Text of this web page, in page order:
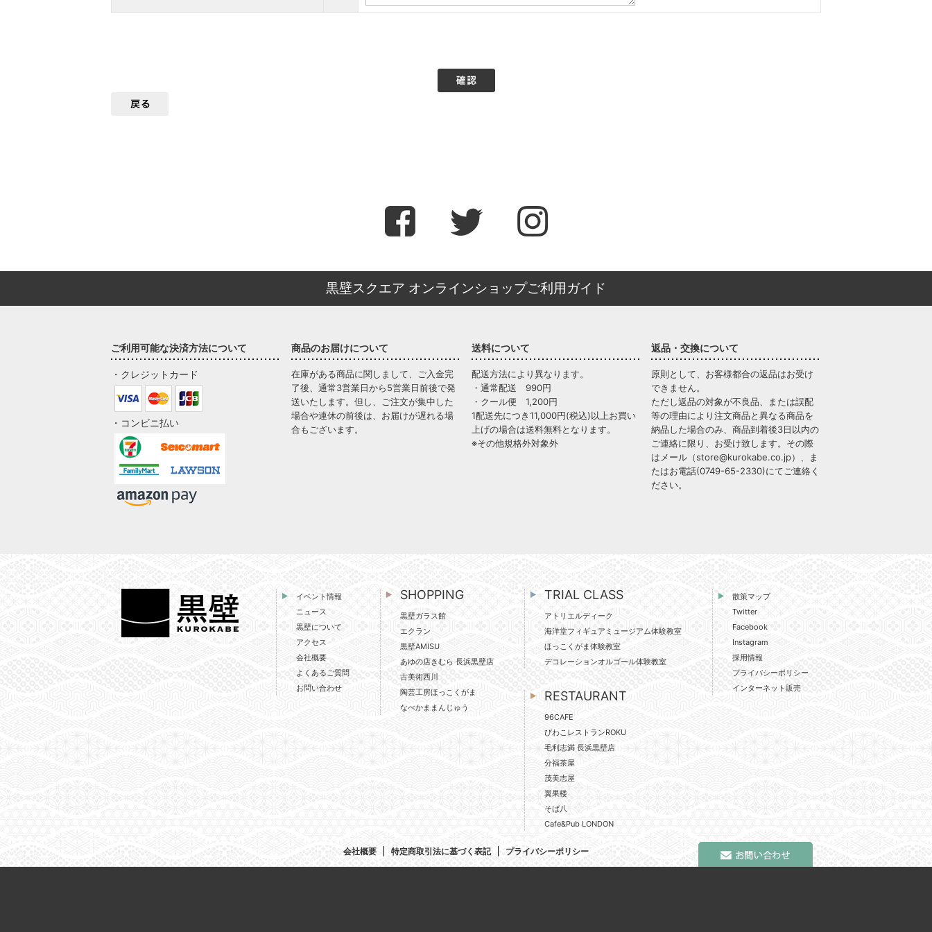
黒壁スクエア オンラインショップご利用ガイド
ご利用可能な決済方法について
・クレジットカード
・コンビニ払い
商品のお届けについて
在庫がある商品に関しまして、ご入金完
了後、通常3営業日から5営業日前後で発
送いたします。但し、ご注文が集中した
場合や連休の前後は、お届けが遅れる場
合もございます。
送料について
配送方法により異なります。
・通常配送 990円
・クール便 1,200円
1配送先につき11,000円(税込)以上お買い
上げの場合は送料無料となります。
※その他規格外対象外
返品・交換について
原則として、お客様都合の返品はお受け
できません。
ただし返品の対象が不良品、または誤配
等の理由により注文商品と異なる商品を
納品した場合のみ、商品到着後3日以内の
ご連絡に限り、お受け致します。その際
はメール（store@kurokabe.co.jp）、ま
たはお電話(0749-65-2330)にてご連絡く
ださい。
イベント情報
ニュース
黒壁について
アクセス
会社概要
よくあるご質問
お問い合わせ
SHOPPING
黒壁ガラス館
エクラン
黒壁AMISU
あゆの店きむら 長浜黒壁店
古美術西川
陶芸工房ほっこくがま
なべかままんじゅう
TRIAL CLASS
アトリエルディーク
海洋堂フィギュアミュージアム体験教室
ほっこくがま体験教室
デコレーションオルゴール体験教室
RESTAURANT
96CAFE
びわこレストランROKU
毛利志満 長浜黒壁店
分福茶屋
茂美志屋
翼果楼
そば八
Cafe&Pub LONDON
散策マップ
Twitter
Facebook
Instagram
採用情報
プライバシーポリシー
インターネット販売
会社概要 特定商取引法に基づく表記 プライバシーポリシー